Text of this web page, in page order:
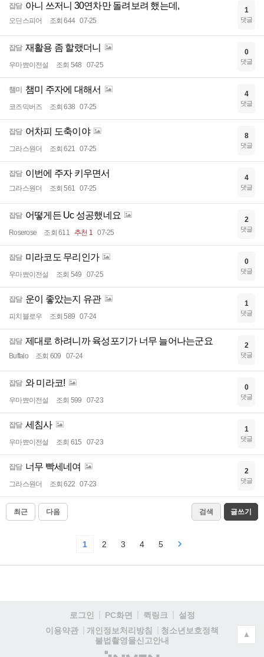
잡담 아니 쓰저니 30연차만 돌려보려 했는데,
오딘스피어 조회 644 07-25
1
댓글
잡담 재활용 좀 할랬더니
우마뾰이전설 조회 548 07-25
0
댓글
챔미 챔미 주자에 대해서
코즈믹버즈 조회 638 07-25
4
댓글
잡담 어차피 도축이야
그라스원더 조회 621 07-25
8
댓글
잡담 이번에 주자 키우면서
그라스원더 조회 561 07-25
4
댓글
잡담 어떻게든 Uc 성공했네요
Roserose 조회 611 추천 1 07-25
2
댓글
잡담 미라코도 무리인가
우마뾰이전설 조회 549 07-25
0
댓글
잡담 운이 좋았는지 유관
피치블로우 조회 589 07-24
1
댓글
잡담 제대로 하려니까 육성포기가 너무 늘어나는군요
Buffalo 조회 609 07-24
2
댓글
잡담 와 미라코!
우마뾰이전설 조회 599 07-23
0
댓글
잡담 세침사
우마뾰이전설 조회 615 07-23
1
댓글
잡담 너무 빡세네여
그라스원더 조회 622 07-23
2
댓글
최근 다음 검색 글쓰기
1 2 3 4 5
로그인 PC화면 퀵링크
설정
이용약관
개인정보처리방침
청소년보호정책
불법촬영물신고안내
▲